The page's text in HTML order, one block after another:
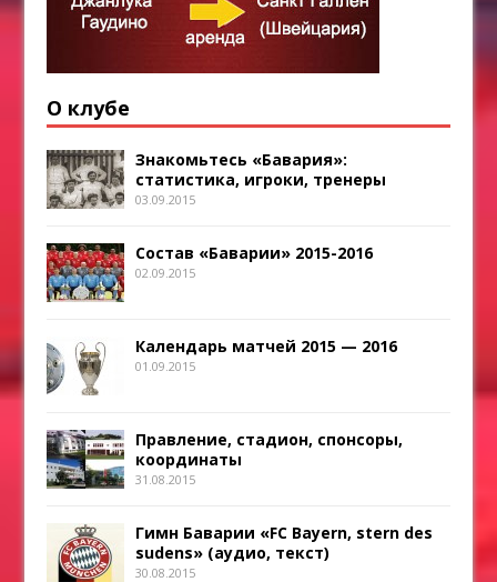
О клубе
Знакомьтесь «Бавария»:
статистика, игроки, тренеры
03.09.2015
Состав «Баварии» 2015-2016
02.09.2015
Календарь матчей 2015 — 2016
01.09.2015
Правление, стадион, спонсоры,
координаты
31.08.2015
Гимн Баварии «FC Bayern, stern des
sudens» (аудио, текст)
30.08.2015